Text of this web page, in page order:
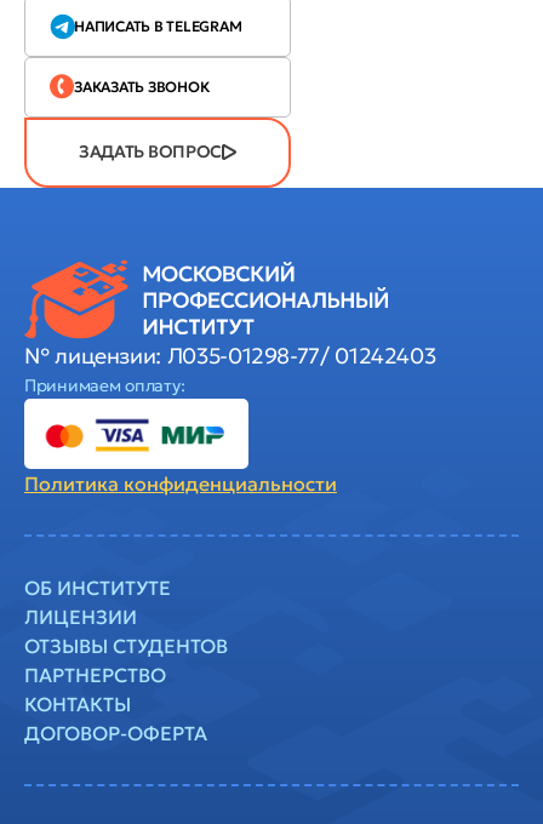
НАПИСАТЬ В TELEGRAM
ЗАКАЗАТЬ ЗВОНОК
ЗАДАТЬ ВОПРОС
№ лицензии: Л035-01298-77/ 01242403
Принимаем оплату:
Политика конфиденциальности
ОБ ИНСТИТУТЕ
ЛИЦЕНЗИИ
ОТЗЫВЫ СТУДЕНТОВ
ПАРТНЕРСТВО
КОНТАКТЫ
ДОГОВОР-ОФЕРТА